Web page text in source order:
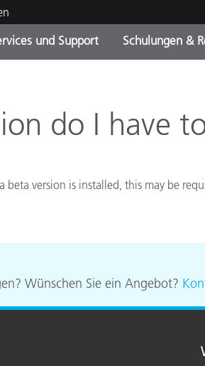
Laufende Sonderaktionen
Food Color Measurement
und Support Schulungen &
do I have
version is installed, this may be
Wünschen Sie ein Angebot?